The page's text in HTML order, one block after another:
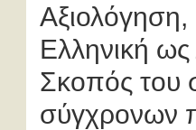
Αξιολόγηση,
Ελληνική
Σκοπός του
σύγχρονων